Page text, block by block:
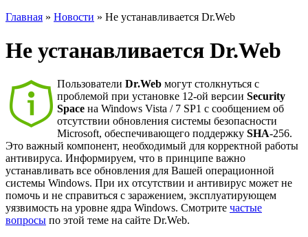
Главная » Новости » Не устанавливается Dr.Web
Не устанавливается Dr.Web
Пользователи Dr.Web могут столкнуться с
проблемой при установке 12-ой версии Security
Space на Windows Vista / 7 SP1 с сообщением об
отсутствии обновления системы безопасности
Microsoft, обеспечивающего поддержку SHA-256.
Это важный компонент, необходимый для корректной работы
антивируса. Информируем, что в принципе важно
устанавливать все обновления для Вашей операционной
системы Windows. При их отсутствии и антивирус может не
помочь и не справиться с заражением, эксплуатирующем
уязвимость на уровне ядра Windows. Смотрите частые
вопросы по этой теме на сайте Dr.Web.